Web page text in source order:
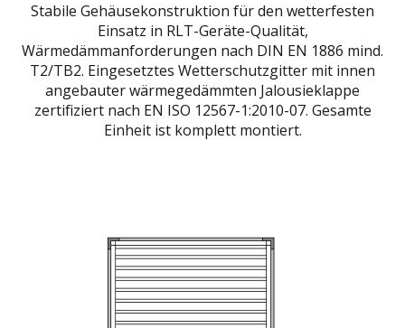
Stabile Gehäusekonstruktion für den wetterfesten
Einsatz in RLT-Geräte-Qualität,
Wärmedämmanforderungen nach DIN EN 1886 mind.
T2/TB2. Eingesetztes Wetterschutzgitter mit innen
angebauter wärmegedämmten Jalousieklappe
zertifiziert nach EN ISO 12567-1:2010-07. Gesamte
Einheit ist komplett montiert.